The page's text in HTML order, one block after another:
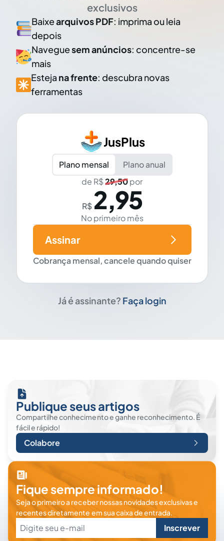
exclusivos
Baixearquivos PDF: imprima ou leia
depois
Naveguesem anúncios: concentre-se
mais
Esteja na frente: descubra novas
ferramentas
JusPlus
Plano mensal
Plano anual
de R$29,50por
R$ 2,95
No primeiro mês
Cobrança mensal, cancele quando quiser
Assinar
Já é assinante? Faça login
Publique seus artigos
Compartilhe conhecimento e ganhe reconhecimento. É
fácil e rápido!
Colabore
Fique sempre informado!
Seja o primeiro a receber nossas novidades exclusivas e
recentes diretamente em sua caixa de entrada.
Inscrever